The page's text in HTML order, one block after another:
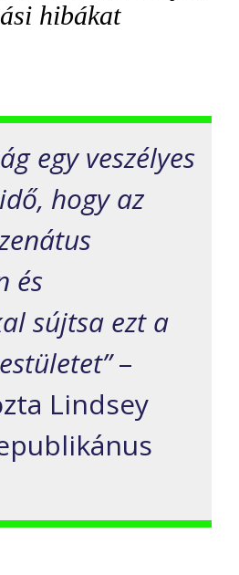
hibákat
egy veszélyes
hogy az
és
sújtsa ezt a
–
Lindsey